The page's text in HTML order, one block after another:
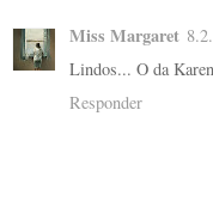
Miss Margaret
Lindos... O da
Responder